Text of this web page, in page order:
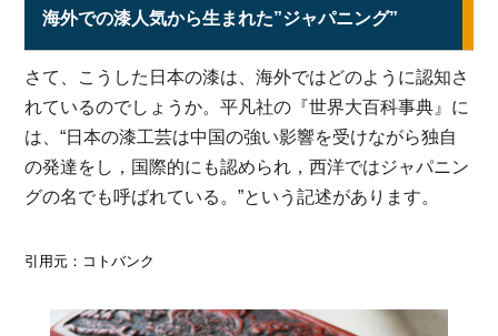
海外での漆人気から生まれた”ジャパニング”
さて、こうした日本の漆は、海外ではどのように認知さ
れているのでしょうか。平凡社の『世界大百科事典』に
は、“日本の漆工芸は中国の強い影響を受けながら独自
の発達をし，国際的にも認められ，西洋ではジャパニン
グの名でも呼ばれている。”という記述があります。
引用元：コトバンク